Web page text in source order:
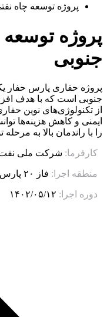
پروژه توسعه چاه
پروژه
جنوبی
جنوبی است که با هدف
از تکنولوژی‌های نوین
را با راندمان بالا به مرحله
کارفرما: شرکت ملی نفت
منطقه اجرا: فاز ۲۰ پارس جنوبی (خلیج فارس)
دوره اجرا: